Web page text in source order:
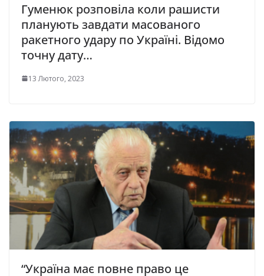
Гуменюк розповіла коли рашисти
планують завдати масованого
ракетного удару по Україні. Відомо
точну дату…
13 Лютого, 2023
“Україна має повне право це